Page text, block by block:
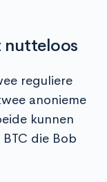
nutteloos
reguliere
anonieme
kunnen
die Bob